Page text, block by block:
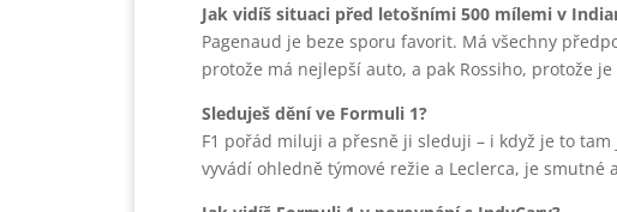
Jak vidíš situaci před letošními 500 mílemi v
Pagenaud je beze sporu favorit. Má všechny
protože má nejlepší auto, a pak Rossiho, protože
Sleduješ dění ve Formuli 1?
F1 pořád miluji a přesně ji sleduji – i když je to
vyvádí ohledně týmové režie a Leclerca, je smutné